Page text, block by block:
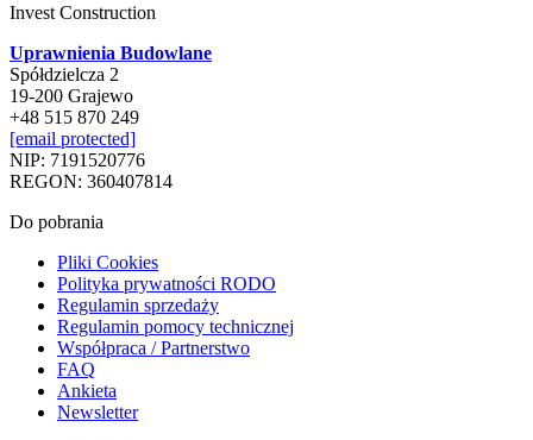
Invest Construction
Uprawnienia Budowlane
Spółdzielcza 2
19-200 Grajewo
+48 515 870 249
[email protected]
NIP: 7191520776
REGON: 360407814
Do pobrania
Pliki Cookies
Polityka prywatności RODO
Regulamin sprzedaży
Regulamin pomocy technicznej
Współpraca / Partnerstwo
FAQ
Ankieta
Newsletter